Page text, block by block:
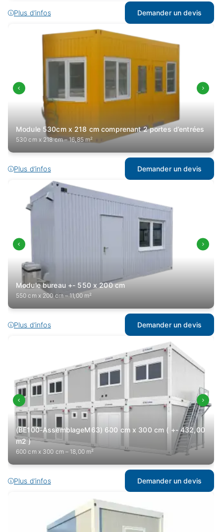
Plus d’infos Demander un devis
Module 530cm x 218 cm comprenant 2 portes d’entrées
530 cm x 218 cm – 16,85 m²
Plus d’infos Demander un devis
Module bureau +- 550 x 200 cm
550 cm x 200 cm – 11,00 m²
Plus d’infos Demander un devis
(BE100-AssemblageM63) 600 cm x 300 cm ( +- 432,00
m2 )
600 cm x 300 cm – 18,00 m²
Plus d’infos Demander un devis